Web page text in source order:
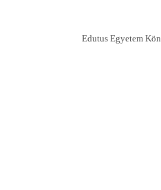
Edutus Egyetem